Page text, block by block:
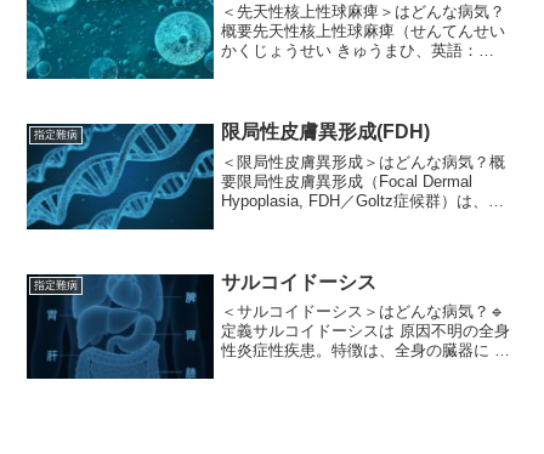
＜先天性核上性球麻痺＞はどんな病気？
概要先天性核上性球麻痺（せんてんせい
かくじょうせい きゅうまひ、英語：
指定難病 限局性皮膚異形成(FDH)
＜限局性皮膚異形成＞はどんな病気？概
要限局性皮膚異形成（Focal Dermal
Hypoplasia, FDH／Goltz症候群）は、皮
指定難病 サルコイドーシス
＜サルコイドーシス＞はどんな病気？🔹
定義サルコイドーシスは 原因不明の全身
性炎症性疾患。特徴は、全身の臓器に 非